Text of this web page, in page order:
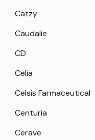
Catzy
Caudalie
CD
Celia
Celsis Farmaceutical
Centuria
Cerave